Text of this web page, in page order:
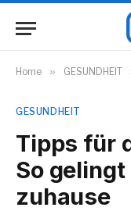
Home » GESUNDHEIT
GESUNDHEIT
Tipps für
So
zuhause